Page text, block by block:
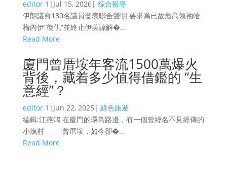
editor 1 | Jul 15, 2026| 綜合報導
伊朗議會180名議員發表聯合聲明 要求爲已故最高領袖哈
梅內伊“復仇”並終止伊美諒解�...
Read More
廈門曾厝垵年客流1500萬爆火
背後，藏着多少值得借鑑的 “生
意經”？
editor 1 | Jun 22, 2025 | 綠色旅遊
編輯:江燕鴻 在廈門的環島路邊，有一個曾經名不見經傳的
小漁村 —— 曾厝垵，如今卻�...
Read More